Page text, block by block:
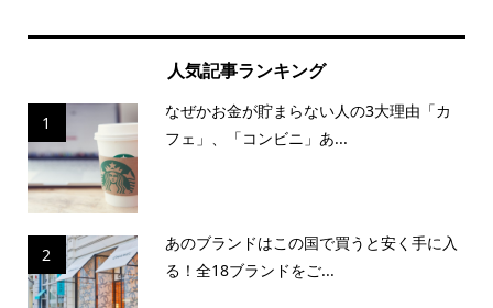
人気記事ランキング
1
なぜかお金が貯まらない人の3大理由「カ
フェ」、「コンビニ」あ...
2
あのブランドはこの国で買うと安く手に入
る！全18ブランドをご...